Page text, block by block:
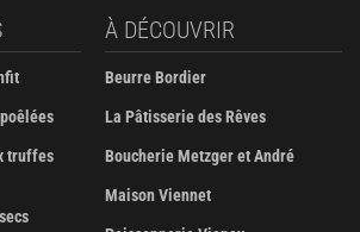
truffes
À DÉCOUVRIR
Beurre Bordier
La Pâtisserie des Rêves
Boucherie Metzger et André
Maison Viennet